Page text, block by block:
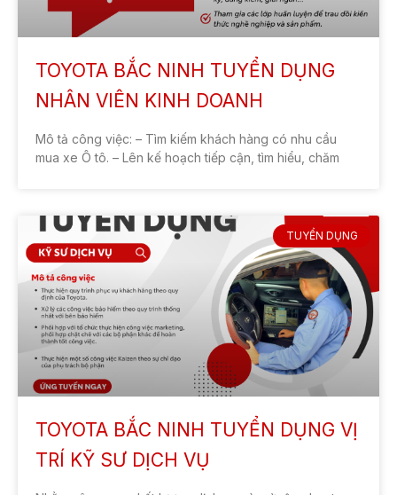
dùng vị trí kỹ
Toyota Bắc Ninh Tuyển Dụng
Trưởng Nhóm Hành Chính Nhân Sự
Toyota Bắc Ninh tuyển dụng vị trí Trưởng Nhóm Hành
Chính Nhân Sự với cơ hội làm việc trong môi trường
chuyên nghiệp, đồng đội